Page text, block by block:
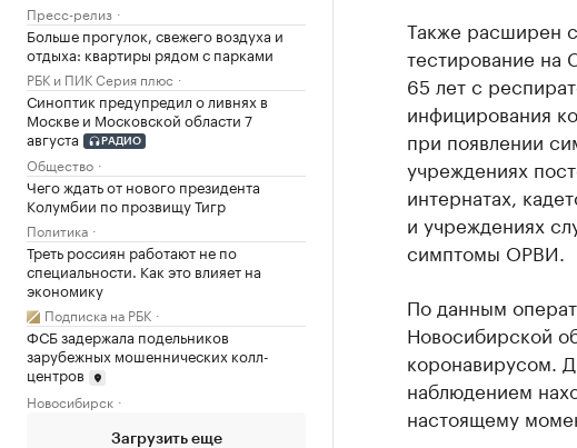
Пресс-релиз
Больше прогулок, свежего воздуха и
отдыха: квартиры рядом с парками
РБК и ПИК Серия плюс
Синоптик предупредил о ливнях в
Москве и Московской области 7
августа
РАДИО
Общество
Чего ждать от нового президента
Колумбии по прозвищу Тигр
Политика
Треть россиян работают не по
специальности. Как это влияет на
экономику
Подписка на РБК
ФСБ задержала подельников
зарубежных мошеннических колл-
центров
Новосибирск
Загрузить еще
Также расширен
тестирование на
65 лет с
инфицирования
при появлении
учреждениях
интернатах,
и учреждениях
симптомы ОРВИ.
По данным
Новосибирской
коронавирусом.
наблюдением
настоящему